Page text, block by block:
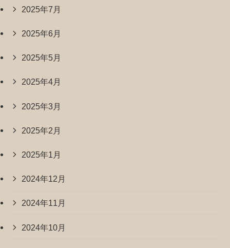
2025年7月
2025年6月
2025年5月
2025年4月
2025年3月
2025年2月
2025年1月
2024年12月
2024年11月
2024年10月